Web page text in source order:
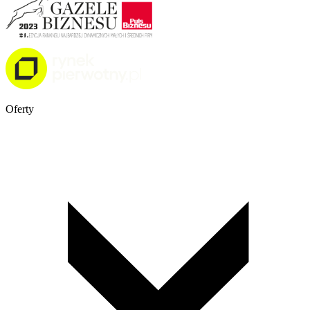
Oferty